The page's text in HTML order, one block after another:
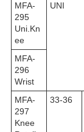
MFA-
295
Uni.Kn
ee
UNI
MFA-
296
Wrist
MFA-
297
Knee
33-36